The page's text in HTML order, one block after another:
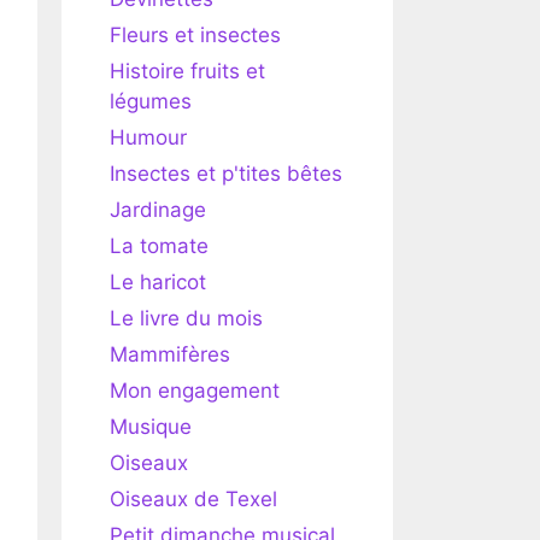
Fleurs et insectes
Histoire fruits et
légumes
Humour
Insectes et p'tites bêtes
Jardinage
La tomate
Le haricot
Le livre du mois
Mammifères
Mon engagement
Musique
Oiseaux
Oiseaux de Texel
Petit dimanche musical